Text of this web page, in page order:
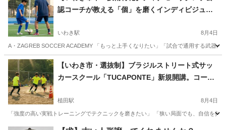
認コーチが教える「個」を磨くインディビジュア
いわき駅 8月4日
A・ZAGREB SOCCER ACADEMY 「もっと上手くなりたい」「試合で通用する武器
福島 いわき市 いわき駅 サッカー 幼児
【いわき市・選抜制】ブラジルストリート式サッ
カースクール「TUCAPONTE」新規開講。コーチ
植田駅 8月4日
「強度の高い実戦トレーニングでテクニックを磨きたい」 「狭い局面でも、自信を